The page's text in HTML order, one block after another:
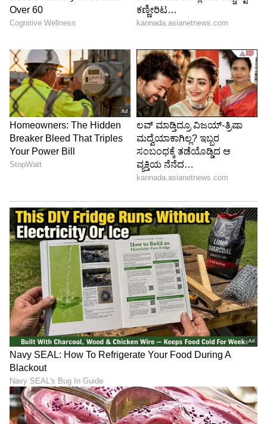
ನೀಡಬಹುದಾದ ಪ್ರಕರಣಗಳಾಗಿವೆ. 2026ರ ಏ.15ರಿಂದ
ಟಿಂಗರಿಕರ್‌ ಜೈಲಿನಲ್ಲಿರುವುದರಿಂದ ಸ್ವಯಂಚಾಲಿತವಾಗಿ
ಪ್ರಕರಣದಲ್ಲಿ ಬಸವರಾಜ ಮುತ್ತಗಿ ಮತ್ತು 17ನೇ
ಆರೋಪಿಯಾಗಿದ್ದ ಶಿವಾನಂದ ಬಿರಾದಾರ್‌ ಅವರು
ಅಪ್ರೂವರ್‌ ಆಗಿದ್ದು, ಅವರ ಸಾಕ್ಷಿಯನ್ನು ಆಧರಿಸಿ
ಟೆಂಗರಿಕರ್‌ಗೆ ಶಿಕ್ಷೆ ವಿಧಿಸಲಾಗಿದೆ.‌ ಹಾಗಾಗಿ, ಶಿಕ್ಷೆ
ಅಮಾನತುಪಡಿಸಿ ಜಾಮೀನು ಮಂಜೂರು ಮಾಡಬೇಕು
ಎಂದು ಕೋರಿದರು. ಈ ಮಧ್ಯೆ ಶಿಕ್ಷೆ ಅಮಾನತಿಗೆ ವಿರೋಧಿಸಿ
ಮಧ್ಯಂತರ ಅರ್ಜಿಸಲ್ಲಿಸಿರುವ ಸಂತ್ರಸ್ತರ ಪರ ವಕೀಲರು,
ತಾವು ಎಎಸ್‌ಜಿ ರಾಜು ಅವರ ವಾದವನ್ನು
ಅಳವಡಿಸಿಕೊಳ್ಳುವುದಾಗಿ ತಿಳಿಸಿದರು. ವಾದ- ಪ್ರತಿವಾದ
ಆಲಿಸಿದ ಪೀಠ ವಿಚಾರಣೆಯನ್ನು‌ ಶುಕ್ರವಾರಕ್ಕೆ ಮುಂದೂಡಿತು.
5
6
Image Credit :Asianet News
ವಿಚಾರಣೆ ಜೂ.2ಕ್ಕೆ ಮುಂದೂಡಿಕೆ